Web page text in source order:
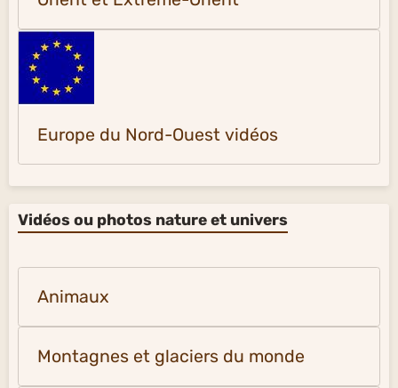
Europe du Nord-Ouest vidéos
Vidéos ou photos nature et univers
Animaux
Montagnes et glaciers du monde